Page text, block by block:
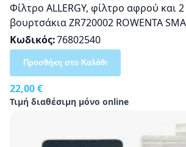
Φίλτρο ALLERGY, φίλτρο αφρού και
βουρτσάκια ZR720002 ROWENTA
ESSENTIAL RR69 ORIGINAL ZR690101,
Κωδικός 76802540
22,00 €
Τιμή διαθέσιμη μόνο online
Προσθήκη στο Καλάθι